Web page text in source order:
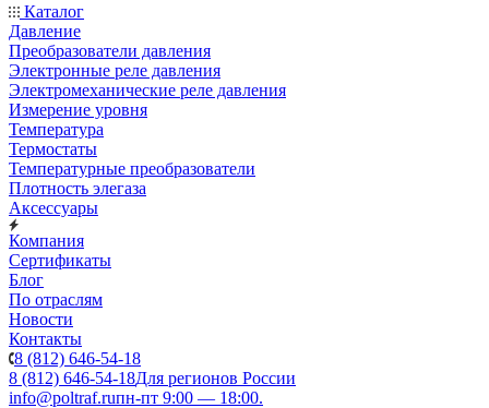
Каталог
Давление
Преобразователи давления
Электронные реле давления
Электромеханические реле давления
Измерение уровня
Температура
Термостаты
Температурные преобразователи
Плотность элегаза
Аксессуары
Компания
Сертификаты
Блог
По отраслям
Новости
Контакты
8 (812) 646-54-18
8 (812) 646-54-18Для регионов России
info@poltraf.ruпн-пт 9:00 — 18:00.